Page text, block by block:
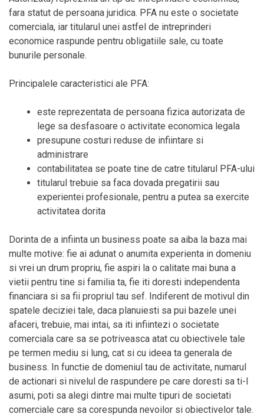
fara statut de persoana juridica. PFA nu este o societate
comerciala, iar titularul unei astfel de intreprinderi
economice raspunde pentru obligatiile sale, cu toate
bunurile personale.
Principalele caracteristici ale PFA:
este reprezentata de persoana fizica autorizata de
lege sa desfasoare o activitate economica legala
presupune costuri reduse de infiintare si
administrare
contabilitatea se poate tine de catre titularul PFA-ului
titularul trebuie sa faca dovada pregatirii sau
experientei profesionale, pentru a putea sa exercite
activitatea dorita
Dorinta de a infiinta un business poate sa aiba la baza mai
multe motive: fie ai adunat o anumita experienta in domeniu
si vrei un drum propriu, fie aspiri la o calitate mai buna a
vietii pentru tine si familia ta, fie iti doresti independenta
financiara si sa fii propriul tau sef. Indiferent de motivul din
spatele deciziei tale, daca planuiesti sa pui bazele unei
afaceri, trebuie, mai intai, sa iti infiintezi o societate
comerciala care sa se potriveasca atat cu obiectivele tale
pe termen mediu si lung, cat si cu ideea ta generala de
business. In functie de domeniul tau de activitate, numarul
de actionari si nivelul de raspundere pe care doresti sa ti-l
asumi, poti sa alegi dintre mai multe tipuri de societati
comerciale care sa corespunda nevoilor si obiectivelor tale.